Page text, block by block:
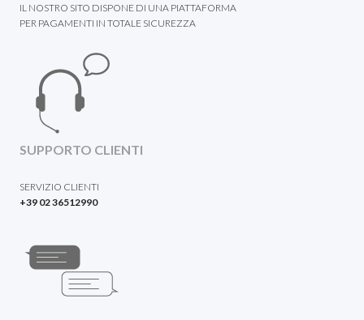
IL NOSTRO SITO DISPONE DI UNA PIATTAFORMA
PER PAGAMENTI IN TOTALE SICUREZZA
SUPPORTO CLIENTI
SERVIZIO CLIENTI
+39 02 36512990